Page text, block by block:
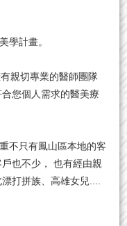
學計畫。
親切專業的醫師團隊
您個人需求的醫美療
不只有鳳山區本地的客
也不少， 也有經由親
打拼族、高雄女兒....